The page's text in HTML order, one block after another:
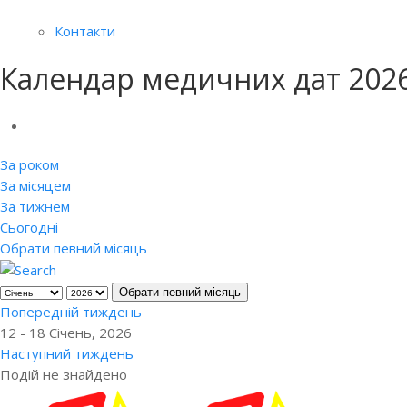
Контакти
Календар медичних дат
За роком
За місяцем
За тижнем
Сьогодні
Обрати певний місяць
Обрати певний місяць
Попередній тиждень
12 - 18 Січень, 2026
Наступний тиждень
Подій не знайдено